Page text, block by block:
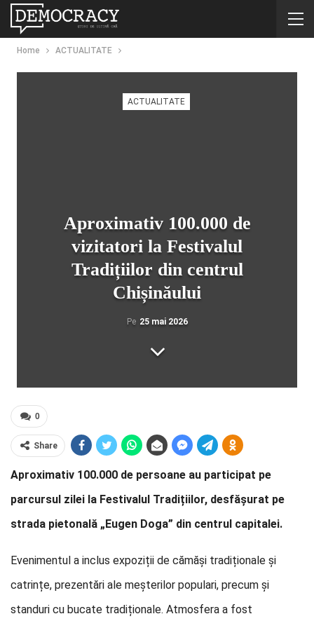
Home ACTUALITATE
ACTUALITATE
Aproximativ 100.000 de
vizitatori la Festivalul
Tradițiilor din centrul
Chișinăului
Pe 25 mai 2026
0
Share
Aproximativ 100.000 de persoane au participat pe
parcursul zilei la Festivalul Tradițiilor, desfășurat pe
strada pietonală „Eugen Doga” din centrul capitalei.
Evenimentul a inclus expoziții de cămăși tradiționale și
catrințe, prezentări ale meșterilor populari, precum și
standuri cu bucate tradiționale. Atmosfera a fost